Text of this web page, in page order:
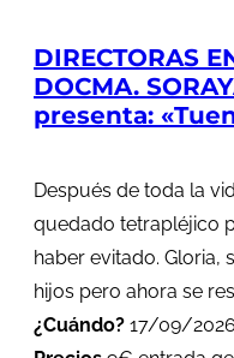
DIRECTORAS
DOCMA.
presenta:
Después de toda la
quedado tetrapléjico
haber evitado. Gloria,
hijos pero ahora se
¿Cuándo? 17/09/